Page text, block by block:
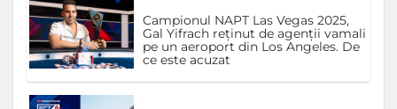
Campionul NAPT Las Vegas 2025,
Gal Yifrach reținut de agenții vamali
pe un aeroport din Los Angeles. De
ce este acuzat